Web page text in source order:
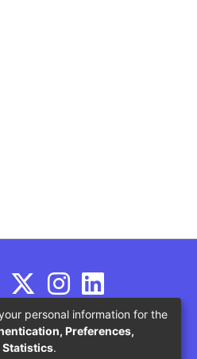
personal information for the
Preferences,
Statistics.